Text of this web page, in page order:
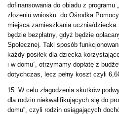
dofinansowania do obiadu z programu
złożeniu wniosku do Ośrodka
miejsca zamieszkania ucznia/
będzie bezpłatny, gdyż będzie
Społecznej. Taki sposób
każdy posiłek dla dziecka
i w domu”, otrzymamy dopłatę z
dotychczas, lecz pełny koszt czyli 6,60
15. W celu złagodzenia skutków
dla rodzin niekwalifikujących się do
domu”, czyli rodzin osiągających